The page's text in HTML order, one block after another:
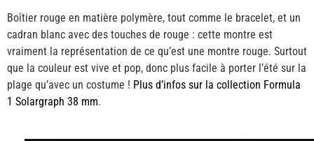
Boîtier rouge en matière polymère, tout comme le bracelet, et un
cadran blanc avec des touches de rouge : cette montre est
vraiment la représentation de ce qu’est une montre rouge. Surtout
que la couleur est vive et pop, donc plus facile à porter l’été sur la
plage qu’avec un costume ! Plus d’infos sur la collection Formula
1 Solargraph 38 mm.